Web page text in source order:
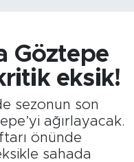
Göztepe
eksik!
sezonun son
ağırlayacak.
önünde
sahada